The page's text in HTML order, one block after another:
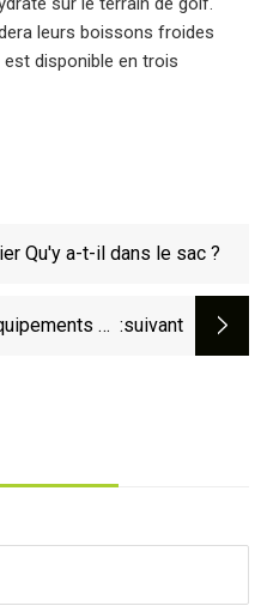
leurs boissons froides
disponible en trois
Qu'y a-t-il dans le sac ?
de :suivant